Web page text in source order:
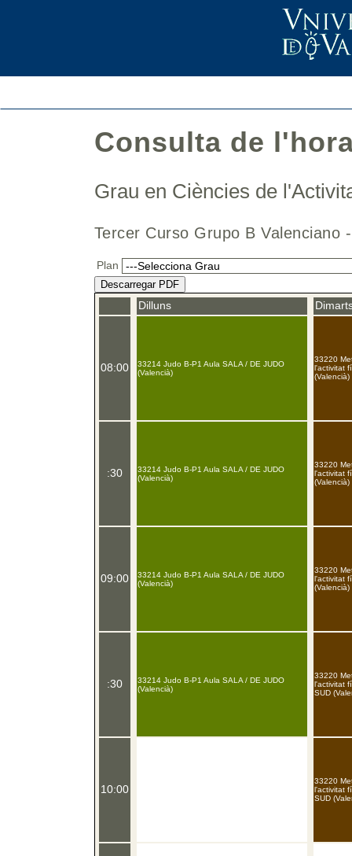
Consulta de
Grau en Ciències de
Tercer Curso Grupo B
Plan
Descarregar PDF
08:00
:30
09:00
:30
10:00
Dilluns
33214 Judo B-P1 Aula SALA / DE JUDO
(Valencià)
33214 Judo B-P1 Aula SALA / DE JUDO
(Valencià)
33214 Judo B-P1 Aula SALA / DE JUDO
(Valencià)
33214 Judo B-P1 Aula SALA / DE JUDO
(Valencià)
33220
l'activitat
(Valencià)
33220
l'activitat
(Valencià)
33220
l'activitat
(Valencià)
33220
l'activitat
SUD
33220
l'activitat
SUD